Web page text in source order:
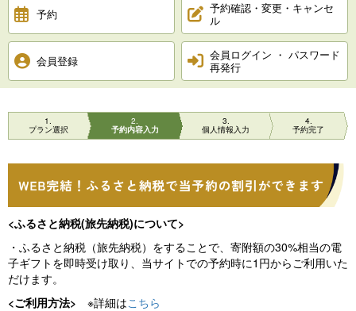
予約
予約確認・変更・キャンセ
ル
会員登録
会員ログイン ・ パスワード
再発行
1
プラン選択
2
予約内容入力
3
個人情報入力
4
予約完了
<ふるさと納税(旅先納税)について>
・ふるさと納税（旅先納税）をすることで、寄附額の30%相当の電
子ギフトを即時受け取り、当サイトでの予約時に1円からご利用いた
だけます。
<ご利用方法> ※詳細はこちら